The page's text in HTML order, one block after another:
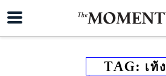
TAG: เท้ง